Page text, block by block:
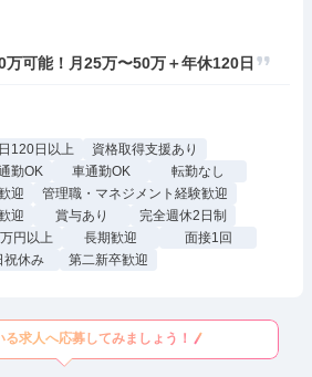
万可能！月25万〜50万＋年休120日
120日以上
資格取得支援あり
勤OK 車通勤OK
転勤なし
迎
管理職・マネジメント経験歓迎
迎 賞与あり
完全週休2日制
円以上 長期歓迎
面接1回
祝休み 第二新卒歓迎
る求人へ応募してみましょう！